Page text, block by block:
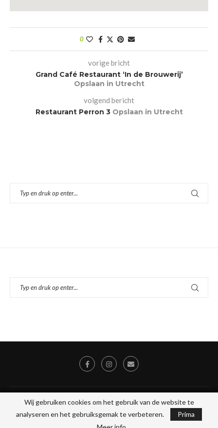
0
vorige bricht
Grand Café Restaurant ‘In de Brouwerij’
Opslaan in Utrecht
volgend bericht
Restaurant Perron 3 Opslaan in Utrecht
© 2026 - Alle rechten voorbehouden, Stichting Toegankelijk Uit Eten, KVK
78046475
Wij gebruiken cookies om het gebruik van de website te
analyseren en het gebruiksgemak te verbeteren.
Prima
Wij gebruiken cookies om het gebruik van de website te
analyseren en het gebruiksgemak te verbeteren.
Prima